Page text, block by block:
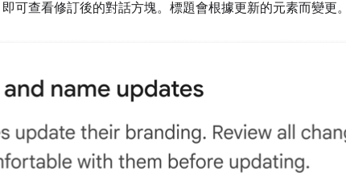
即可查看修訂後的對話方塊。標題會根據更新的元素而變更